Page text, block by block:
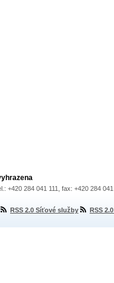
+420 284 041 111, fax: +420 284
RSS 2.0 Síťové služby RSS